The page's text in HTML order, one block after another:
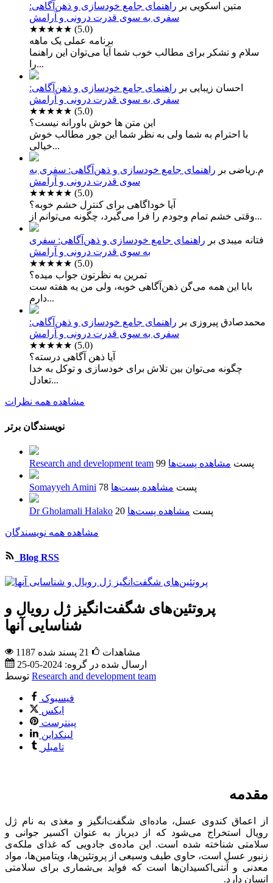
متین اسکویی بر راهنمای جامع خودسازی و ذهن‌آگاهی:
سفری به سوی قدرت درونی و آرامش
★★★★★ (5.0)
برنامه عملی یک ماهه
سلام و تشکر برای مطالب خوب شما آیا می‌توان این راهنما
را...
احسان زیبایی بر راهنمای جامع خودسازی و ذهن‌آگاهی:
سفری به سوی قدرت درونی و آرامش
★★★★★ (5.0)
این متن ها خوش باورانه نیست؟
با احترام به شما ولی به نظر شما این جور مطالب خوش
خیالی...
م.ریاضی بر راهنمای جامع خودسازی و ذهن‌آگاهی: سفری به
سوی قدرت درونی و آرامش
★★★★★ (5.0)
آیا خوداگاهی برای کنترل خشم خوبه؟
وقتی خشم تمام وجودم را فرا می‌گیرد، چگونه می‌توانم از...
فتانه میبدی بر راهنمای جامع خودسازی و ذهن‌آگاهی: سفری
به سوی قدرت درونی و آرامش
★★★★★ (5.0)
تمرین به نظرتون جواب میده؟
بابا این همه می‌گن ذهن‌آگاهی خوبه، ولی من یه هفته ست
دارم...
محمدصادق پیروزی بر راهنمای جامع خودسازی و ذهن‌آگاهی:
سفری به سوی قدرت درونی و آرامش
★★★★★ (5.0)
آیا ذهن آگاهی درسته؟
چگونه می‌توان بین تلاش برای خودسازی و توکل به خدا
تعادل...
مشاهده همه نظرات
نویسندگان برتر
Research and development team 99 پست مشاهده پست‌ها
Somayyeh Amini 78 پست مشاهده پست‌ها
Dr Gholamali Halako 20 پست مشاهده پست‌ها
مشاهده همه نویسندگان
Blog RSS
پروتئین‌های شگفت‌انگیز ژل رویال و
شناسایی آنها
1187 مشاهدات 21 پسند شده
ارسال شده در گروه: 2024-05-25
توسط Research and development team
فیسبوک
ایکس
پینترست
لینکداین
تامبلر
مقدمه
از اعماق کندوی عسل، ماده‌ای شگفت‌انگیز و مغذی به نام ژل
رویال استخراج می‌شود که از دیرباز به عنوان اکسیر جوانی و
سلامتی شناخته شده است. این ماده‌ی جادویی که غذای ملکه‌ی
زنبور عسل است، حاوی طیف وسیعی از پروتئین‌ها، ویتامین‌ها، مواد
معدنی و آنتی‌اکسیدان‌ها است که فواید بی‌شماری برای سلامتی
انسان دارد.